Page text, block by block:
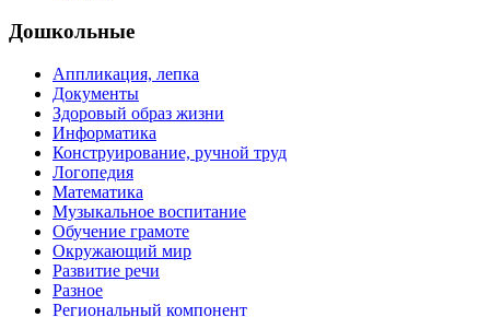
Дошкольные
Аппликация, лепка
Документы
Здоровый образ жизни
Информатика
Конструирование, ручной труд
Логопедия
Математика
Музыкальное воспитание
Обучение грамоте
Окружающий мир
Развитие речи
Разное
Региональный компонент